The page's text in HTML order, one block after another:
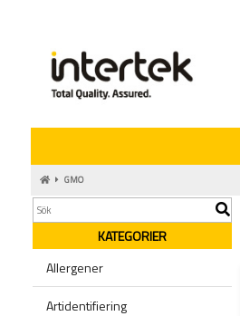
GMO
KATEGORIER
Allergener
Artidentifiering